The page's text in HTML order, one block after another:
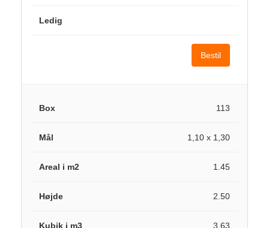
Bestil
113
1,10 x 1,30
1.45
2.50
3.63